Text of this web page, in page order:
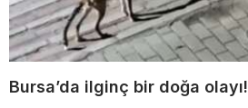
Bursa’da ilginç bir doğa olayı!